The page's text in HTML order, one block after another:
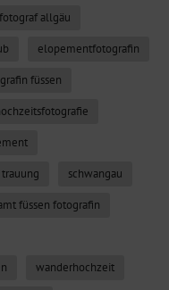
allgäu
elopementfotografin
füssen
schwangau
füssen fotografin
wanderhochzeit